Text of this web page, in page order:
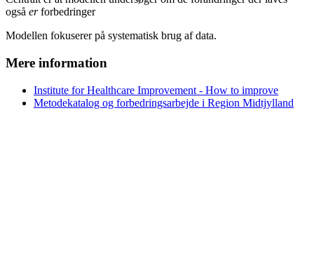
også erforbedringer
Modellen fokuserer på systematisk brug af data.
Mere information
Institute for Healthcare Improvement - How to improve
Metodekatalog og forbedringsarbejde i Region Midtjylland